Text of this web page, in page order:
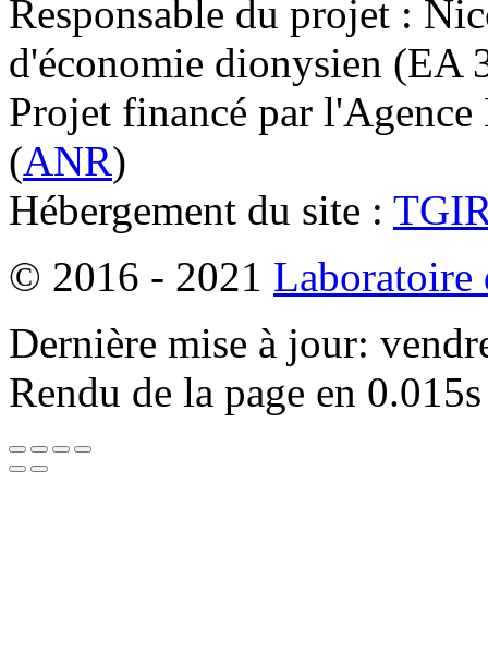
Responsable du projet :
d'économie dionysien
Projet financé par l'Agence
(ANR)
Hébergement du site :
© 2016 - 2021 Laboratoire
Dernière mise à jour:
Rendu de la page en 0.015s